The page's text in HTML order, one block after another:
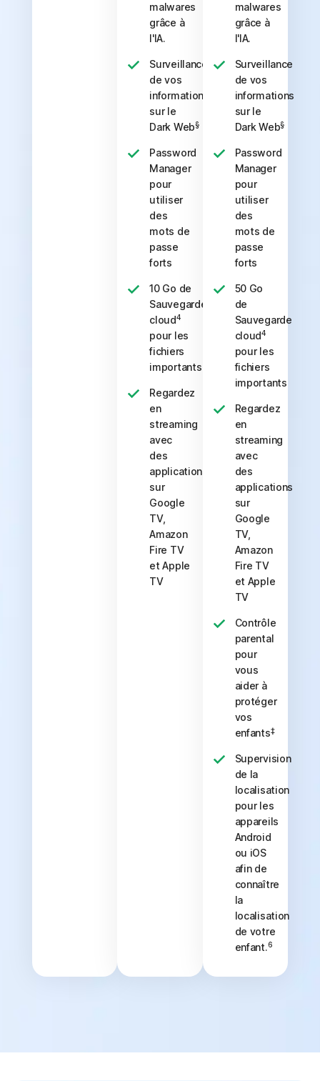
malwares
grâce à
l'IA.
Surveillance
de vos
informations
sur le
Dark Web§
Password
Manager
pour
utiliser
des
mots de
passe
forts
10 Go de
Sauvegarde
cloud4
pour les
fichiers
importants
Regardez
en
streaming
avec
des
applications
sur
Google
TV,
Amazon
Fire TV
et Apple
TV
malwares
grâce à
l'IA.
Surveillance
de vos
informations
sur le
Dark Web§
Password
Manager
pour
utiliser
des
mots de
passe
forts
50 Go
de
Sauvegarde
cloud4
pour les
fichiers
importants
Regardez
en
streaming
avec
des
applications
sur
Google
TV,
Amazon
Fire TV
et Apple
TV
Contrôle
parental
pour
vous
aider à
protéger
vos
enfants‡
Supervision
de la
localisation
pour les
appareils
Android
ou iOS
afin de
connaître
la
localisation
de votre
enfant.6